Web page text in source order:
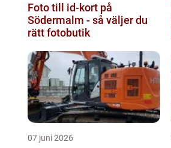
Foto till id-kort på
Södermalm - så väljer du
rätt fotobutik
07 juni 2026